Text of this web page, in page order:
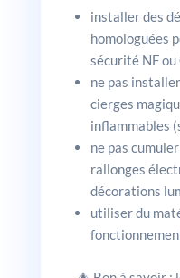
installer des
homologuées
sécurité NF ou
ne pas
cierges
inflammables
ne pas
rallonges
décorations
utiliser du